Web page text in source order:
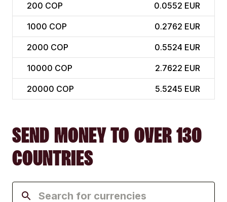
200 COP 0.0552 EUR
1000 COP 0.2762 EUR
2000 COP 0.5524 EUR
10000 COP 2.7622 EUR
20000 COP 5.5245 EUR
SEND MONEY TO OVER 130
COUNTRIES